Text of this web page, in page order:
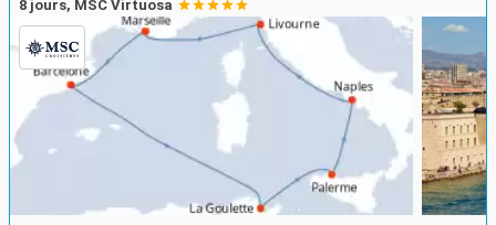
8 jours, MSC Virtuosa